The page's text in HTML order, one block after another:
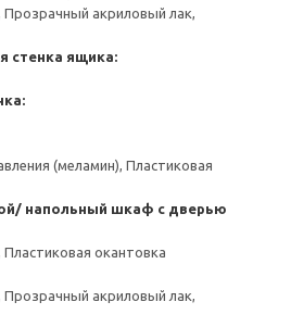
акриловый лак,
стенка ящика:
(меламин), Пластиковая
напольный шкаф с дверью
окантовка
акриловый лак,